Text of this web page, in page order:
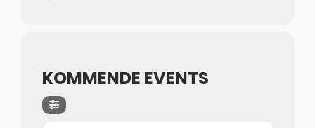
KOMMENDE EVENTS